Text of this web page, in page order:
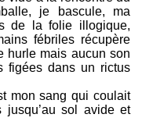
je bascule, ma
de la folie illogique,
fébriles récupère
hurle mais aucun son
figées dans un rictus
mon sang qui coulait
sol avide et